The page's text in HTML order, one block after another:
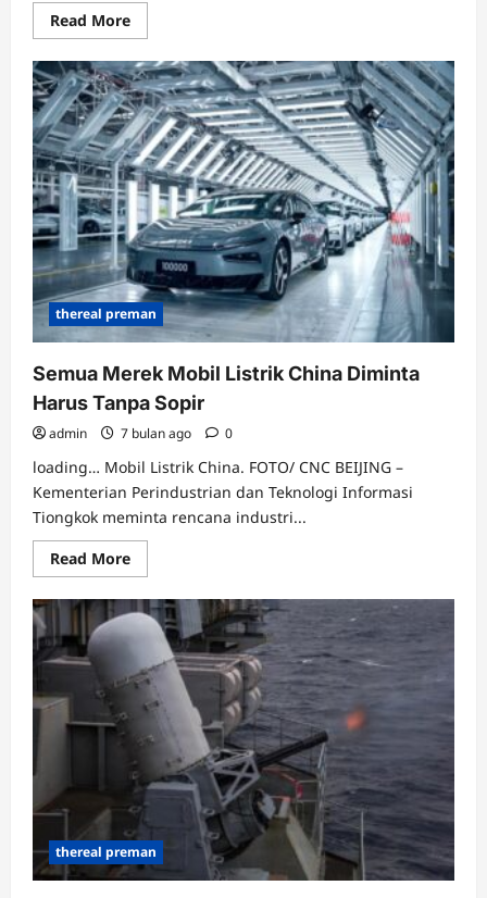
Read MoreRead
more
Imbas
Blokade
AS,
Impor
Minyak
China
dari
Venezuela
Anjlok
75%
thereal preman
Semua Merek Mobil Listrik China Diminta
Harus Tanpa Sopir
admin 7 bulan ago 0
loading… Mobil Listrik China. FOTO/ CNC BEIJING –
Kementerian Perindustrian dan Teknologi Informasi
Tiongkok meminta rencana industri...
Read MoreRead
more
Semua
Merek
Mobil
Listrik
China
Diminta
Harus
Tanpa
thereal preman